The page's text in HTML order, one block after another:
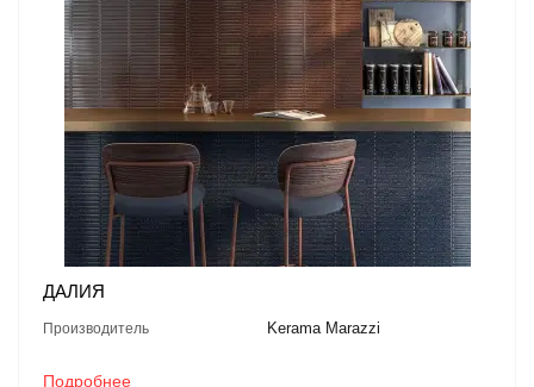
ДАЛИЯ
Производитель Kerama Marazzi
Подробнее